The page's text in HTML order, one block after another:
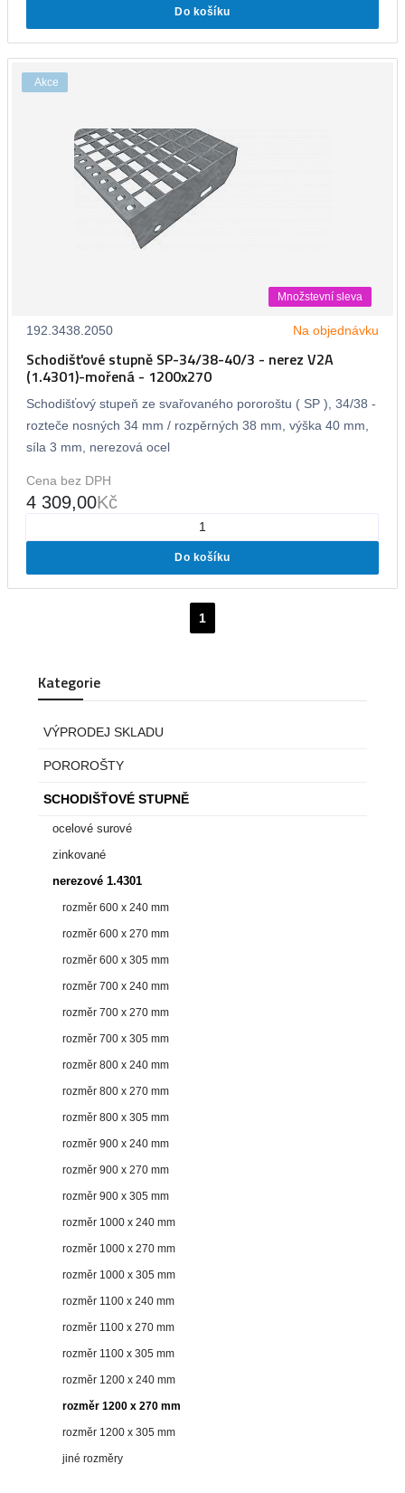
Do košíku
Akce
Množstevní sleva
192.3438.2050 Na objednávku
Schodišťové stupně SP-34/38-40/3 - nerez V2A
(1.4301)-mořená - 1200x270
Schodišťový stupeň ze svařovaného pororoštu ( SP ), 34/38 -
rozteče nosných 34 mm / rozpěrných 38 mm, výška 40 mm,
síla 3 mm, nerezová ocel
Cena bez DPH
4 309,00Kč
Do košíku
1
Kategorie
VÝPRODEJ SKLADU
POROROŠTY
SCHODIŠŤOVÉ STUPNĚ
ocelové surové
zinkované
nerezové 1.4301
rozměr 600 x 240 mm
rozměr 600 x 270 mm
rozměr 600 x 305 mm
rozměr 700 x 240 mm
rozměr 700 x 270 mm
rozměr 700 x 305 mm
rozměr 800 x 240 mm
rozměr 800 x 270 mm
rozměr 800 x 305 mm
rozměr 900 x 240 mm
rozměr 900 x 270 mm
rozměr 900 x 305 mm
rozměr 1000 x 240 mm
rozměr 1000 x 270 mm
rozměr 1000 x 305 mm
rozměr 1100 x 240 mm
rozměr 1100 x 270 mm
rozměr 1100 x 305 mm
rozměr 1200 x 240 mm
rozměr 1200 x 270 mm
rozměr 1200 x 305 mm
jiné rozměry